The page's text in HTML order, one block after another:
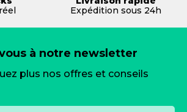
Expédition sous 24h
à notre newsletter
plus nos offres et conseils